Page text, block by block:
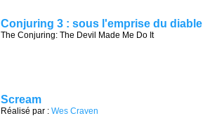
Conjuring 3 : sous l'emprise du diable
The Conjuring: The Devil Made Me Do It
Scream
Réalisé par : Wes Craven